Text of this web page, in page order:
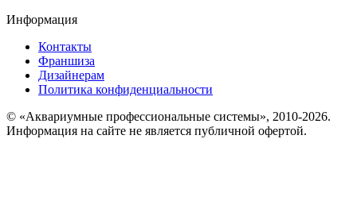
Информация
Контакты
Франшиза
Дизайнерам
Политика конфиденциальности
© «Аквариумные профессиональные системы», 2010-2026.
Информация на сайте не является публичной офертой.